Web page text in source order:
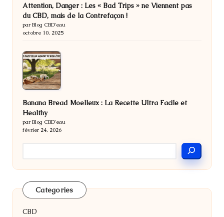
Attention, Danger : Les « Bad Trips » ne Viennent pas
du CBD, mais de la Contrefaçon !
par Blog CBD'eau
octobre 10, 2025
Banana Bread Moelleux : La Recette Ultra Facile et
Healthy
par Blog CBD'eau
février 24, 2026
Categories
CBD